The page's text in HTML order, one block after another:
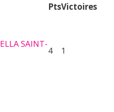
PtsVictoires
SAINT-
4 1